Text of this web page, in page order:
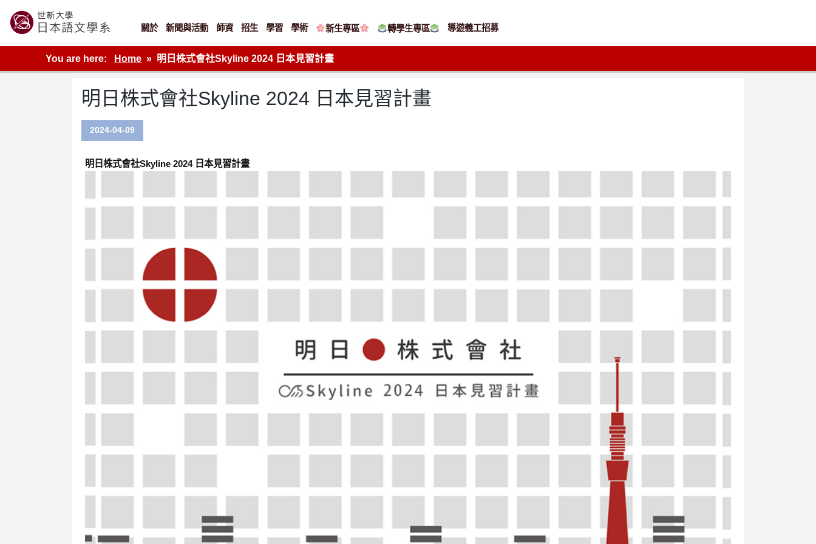
content
世新大學教學單位的網站
關於 新聞與活動 師資 招生 學習 學術 新生專區 轉學生專區 導遊義工招募
You are here: Home 明日株式會社Skyline 2024 日本見習計畫
明日株式會社Skyline 2024 日本見習計畫
2024-04-09
明日株式會社Skyline 2024 日本見習計畫